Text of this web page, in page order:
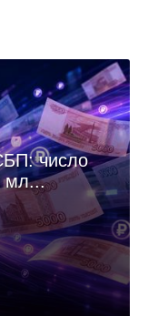
число
мл...